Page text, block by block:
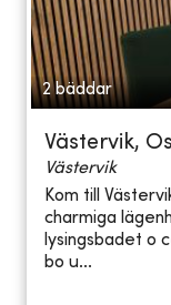
2 bäddar
Västervik,
Västervik
Kom till
charmiga
lysingsbadet o
bo u...